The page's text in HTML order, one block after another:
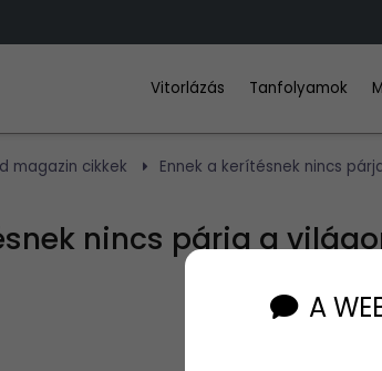
Vitorlázás Tanfolyamok
magazin cikkek Ennek a kerítésnek nincs
nincs párja a
A